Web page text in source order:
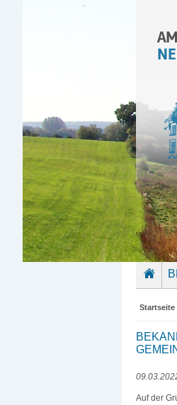
Startseite
Auf der